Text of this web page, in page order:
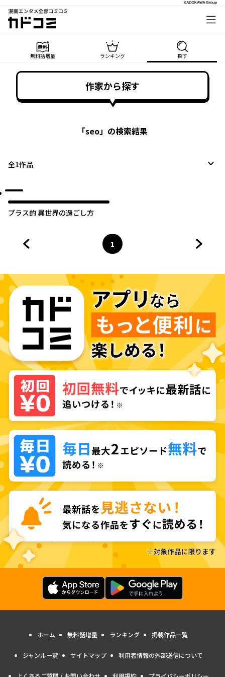
漫画エンタメ全部コミコミ
カドコミ
無料話増量 ランキング 探す
作家から探す
「seo」の検索結果
全1作品
プラス的 異世界の過ごし方
ページ
1
へ
ホーム 無料話増量 ランキング 掲載作品一覧
ジャンル一覧 サイトマップ 利用者情報の外部送信について